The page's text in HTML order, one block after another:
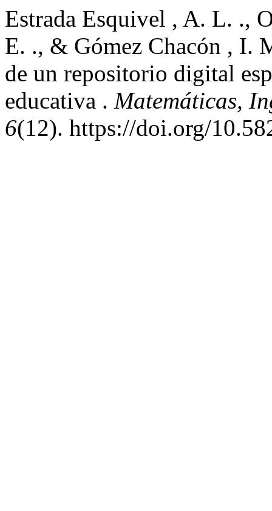
Estrada Esquivel , A. L. .,
E. ., & Gómez Chacón , I.
de un repositorio digital
educativa . Matemáticas,
6(12). https://doi.org/